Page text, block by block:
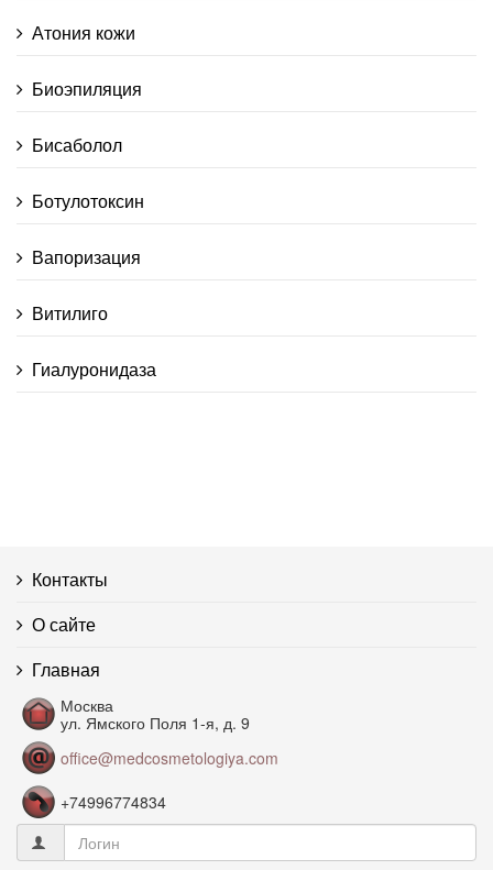
Атония кожи
Биоэпиляция
Бисаболол
Ботулотоксин
Вапоризация
Витилиго
Гиалуронидаза
Гиперпигментация
Гравитационный птоз
Депигментация
Дерма
Контакты
О сайте
Главная
Москва
ул. Ямского Поля 1-я, д. 9
office@medcosmetologiya.com
+74996774834